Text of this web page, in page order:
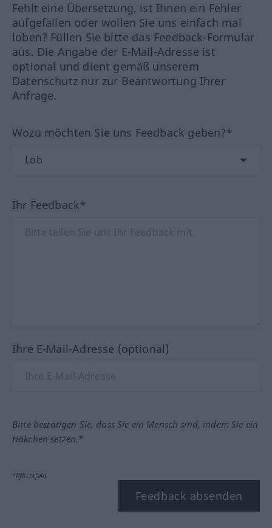
Fehlt eine Übersetzung, ist Ihnen ein Fehler
aufgefallen oder wollen Sie uns einfach mal
loben? Füllen Sie bitte das Feedback-Formular
aus. Die Angabe der E-Mail-Adresse ist
optional und dient gemäß unserem
Datenschutz nur zur Beantwortung Ihrer
Anfrage.
Wozu möchten Sie uns Feedback geben?*
Ihr Feedback*
Ihre E-Mail-Adresse (optional)
Bitte bestätigen Sie, dass Sie ein Mensch sind, indem Sie ein
Häkchen setzen.*
*Pflichtfeld
Feedback absenden